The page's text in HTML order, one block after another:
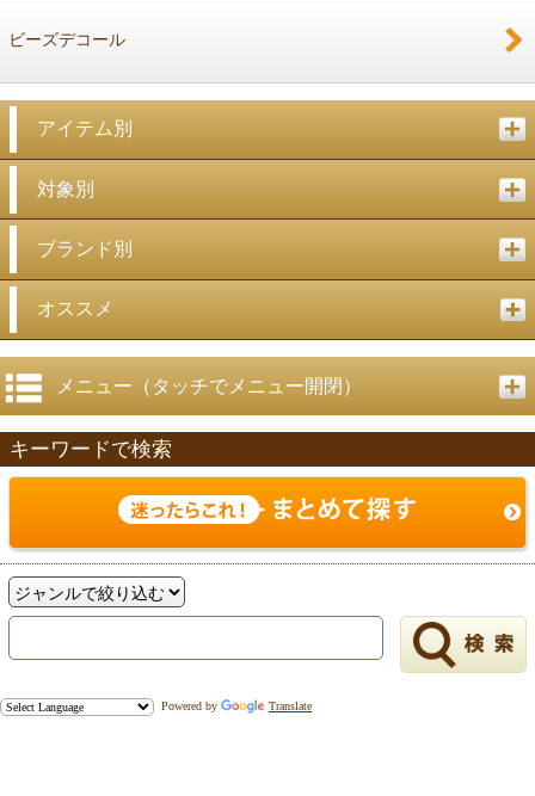
ビーズデコール
アイテム別
対象別
ブランド別
オススメ
メニュー（タッチでメニュー開閉）
キーワードで検索
Powered by Translate